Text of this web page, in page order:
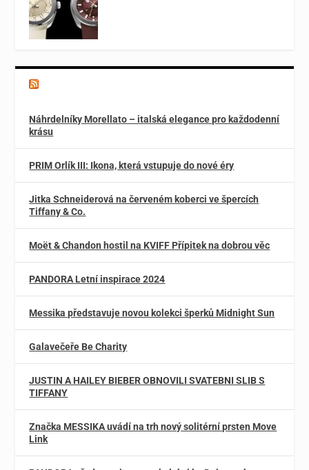
Náhrdelníky Morellato – italská elegance pro každodenní
krásu
PRIM Orlík III: Ikona, která vstupuje do nové éry
Jitka Schneiderová na červeném koberci ve špercích
Tiffany & Co.
Moët & Chandon hostil na KVIFF Přípitek na dobrou věc
PANDORA Letní inspirace 2024
Messika představuje novou kolekci šperků Midnight Sun
Galavečeře Be Charity
JUSTIN A HAILEY BIEBER OBNOVILI SVATEBNI SLIB S
TIFFANY
Značka MESSIKA uvádí na trh nový solitérní prsten Move
Link